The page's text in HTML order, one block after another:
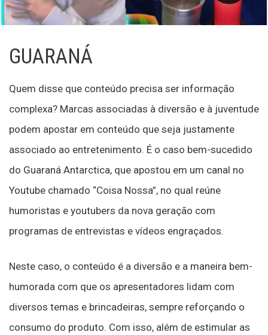
GUARANÁ
Quem disse que conteúdo precisa ser informação
complexa? Marcas associadas à diversão e à juventude
podem apostar em conteúdo que seja justamente
associado ao entretenimento. É o caso bem-sucedido
do Guaraná Antarctica, que apostou em um canal no
Youtube chamado “Coisa Nossa”, no qual reúne
humoristas e youtubers da nova geração com
programas de entrevistas e vídeos engraçados.
Neste caso, o conteúdo é a diversão e a maneira bem-
humorada com que os apresentadores lidam com
diversos temas e brincadeiras, sempre reforçando o
consumo do produto. Com isso, além de estimular as